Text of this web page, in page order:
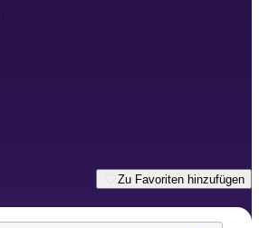
Zu Favoriten hinzufügen